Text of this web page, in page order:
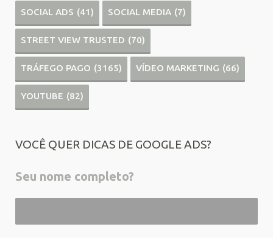
SOCIAL ADS (41) SOCIAL MEDIA (7)
STREET VIEW TRUSTED (70)
TRÁFEGO PAGO (3165) VÍDEO MARKETING (66)
YOUTUBE (82)
VOCÊ QUER DICAS DE GOOGLE ADS?
Seu nome completo?